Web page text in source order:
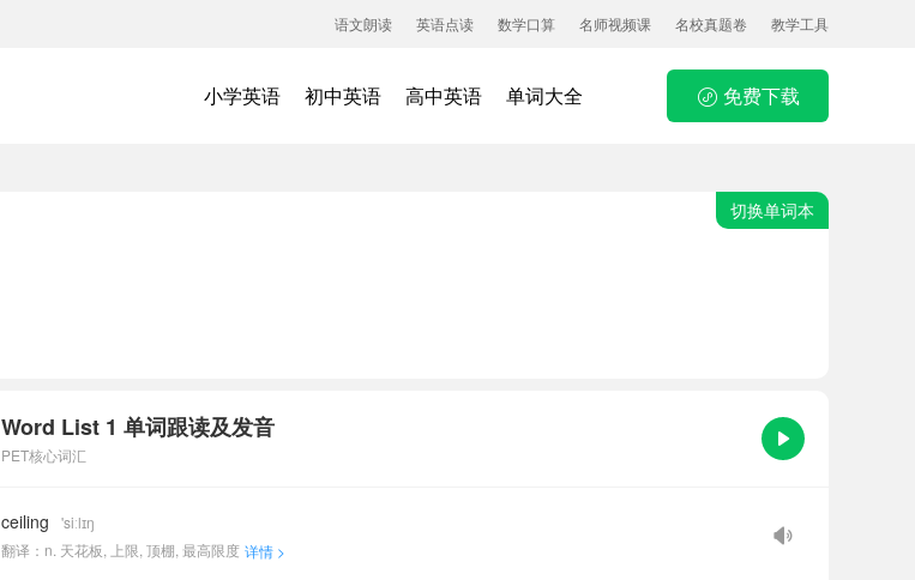
语文朗读 英语点读 数学口算 名师视频课 名校真题卷 教学工具
小学英语 初中英语 高中英语 单词大全 免费下载
切换单词本
Word List 1 单词跟读及发音
PET核心词汇
ceiling
'siːlɪŋ
翻译：n. 天花板, 上限, 顶棚, 最高限度 详情 >